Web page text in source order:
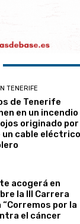
TENERIFE
de Tenerife
en un incendio
originado por
un cable eléctrico
acogerá en
la III Carrera
“Corremos por la
el cáncer